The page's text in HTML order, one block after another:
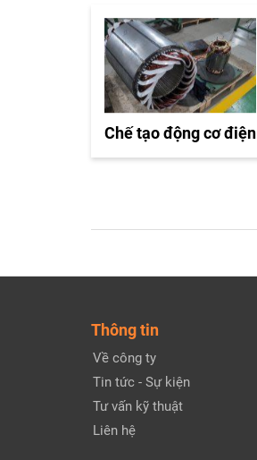
Chế tạo động cơ điện
Thông tin
Về công ty
Tin tức - Sự kiện
Tư vấn kỹ thuật
Liên hệ